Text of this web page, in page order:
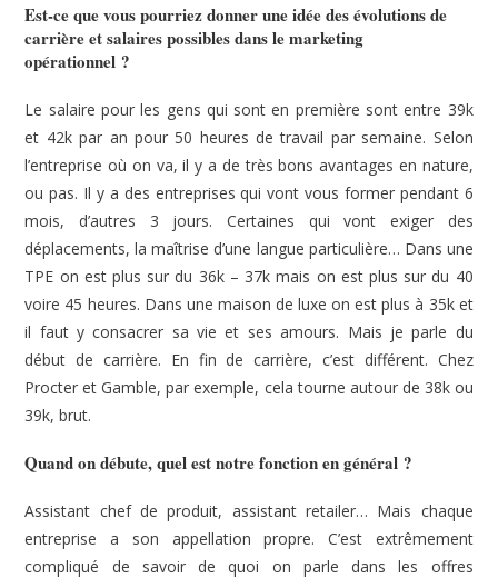
Est-ce que vous pourriez donner une idée des évolutions de
carrière et salaires possibles dans le marketing
opérationnel ?
Le salaire pour les gens qui sont en première sont entre 39k
et 42k par an pour 50 heures de travail par semaine. Selon
l’entreprise où on va, il y a de très bons avantages en nature,
ou pas. Il y a des entreprises qui vont vous former pendant 6
mois, d’autres 3 jours. Certaines qui vont exiger des
déplacements, la maîtrise d’une langue particulière… Dans une
TPE on est plus sur du 36k – 37k mais on est plus sur du 40
voire 45 heures. Dans une maison de luxe on est plus à 35k et
il faut y consacrer sa vie et ses amours. Mais je parle du
début de carrière. En fin de carrière, c’est différent. Chez
Procter et Gamble, par exemple, cela tourne autour de 38k ou
39k, brut.
Quand on débute, quel est notre fonction en général ?
Assistant chef de produit, assistant retailer… Mais chaque
entreprise a son appellation propre. C’est extrêmement
compliqué de savoir de quoi on parle dans les offres